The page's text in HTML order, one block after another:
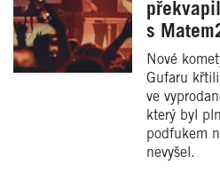
s
Nové
Gufaru
ve
který byl
podfukem
nevyšel.